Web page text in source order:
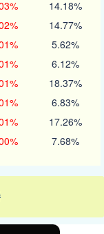
14.18%
14.77%
5.62%
6.12%
18.37%
6.83%
17.26%
7.68%